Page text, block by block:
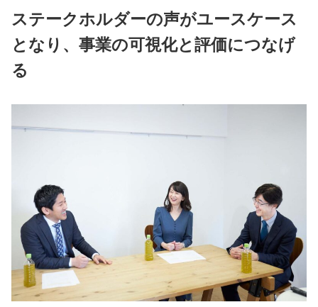
ステークホルダーの声がユースケース
となり、事業の可視化と評価につなげ
る